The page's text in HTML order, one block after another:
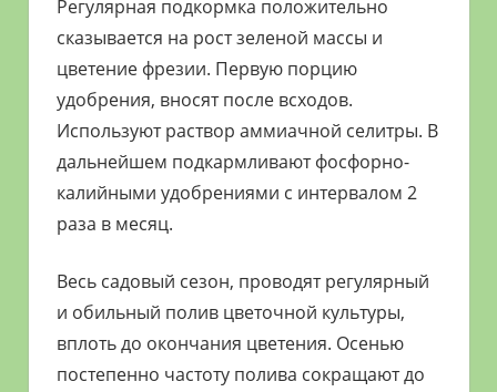
Регулярная подкормка положительно
сказывается на рост зеленой массы и
цветение фрезии. Первую порцию
удобрения, вносят после всходов.
Используют раствор аммиачной селитры. В
дальнейшем подкармливают фосфорно-
калийными удобрениями с интервалом 2
раза в месяц.
Весь садовый сезон, проводят регулярный
и обильный полив цветочной культуры,
вплоть до окончания цветения. Осенью
постепенно частоту полива сокращают до